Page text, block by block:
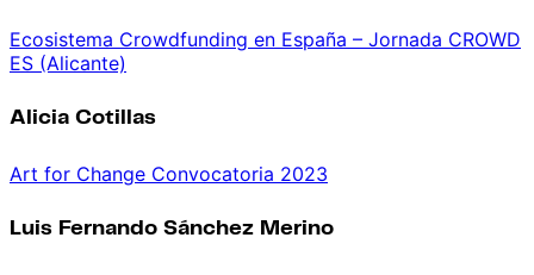
Ecosistema Crowdfunding en España – Jornada CROWD
ES (Alicante)
Alicia Cotillas
Art for Change Convocatoria 2023
Luis Fernando Sánchez Merino